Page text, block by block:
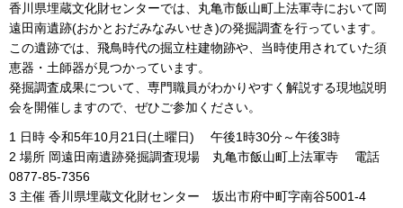
香川県埋蔵文化財センターでは、丸亀市飯山町上法軍寺において岡
遠田南遺跡(おかとおだみなみいせき)の発掘調査を行っています。
この遺跡では、飛鳥時代の掘立柱建物跡や、当時使用されていた須
恵器・土師器が見つかっています。
発掘調査成果について、専門職員がわかりやすく解説する現地説明
会を開催しますので、ぜひご参加ください。
1 日時 令和5年10月21日(土曜日) 午後1時30分～午後3時
2 場所 岡遠田南遺跡発掘調査現場 丸亀市飯山町上法軍寺 電話
0877-85-7356
3 主催 香川県埋蔵文化財センター 坂出市府中町字南谷5001-4